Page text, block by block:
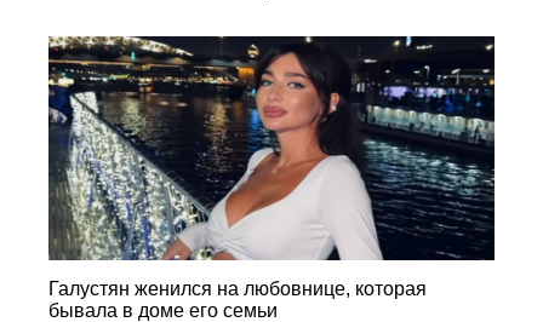
Галустян женился на любовнице, которая
бывала в доме его семьи